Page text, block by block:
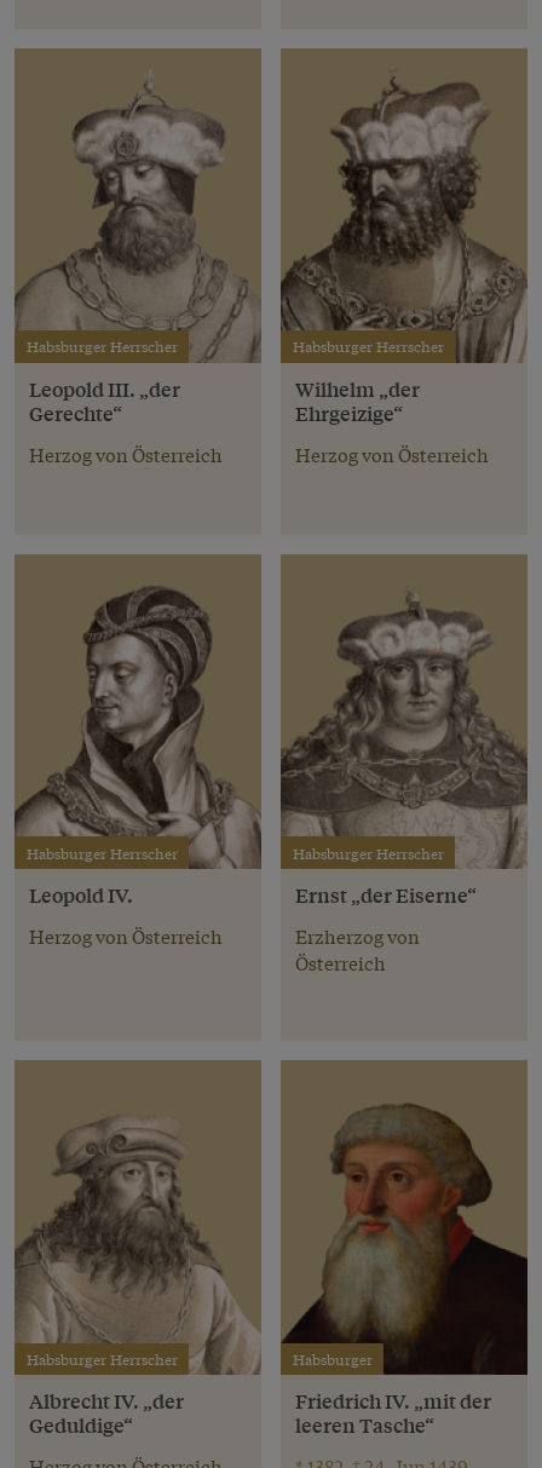
Habsburger Herrscher
Leopold III. „der
Gerechte“
Herzog von Österreich
Habsburger Herrscher
Wilhelm „der
Ehrgeizige“
Herzog von Österreich
Habsburger Herrscher
Leopold IV.
Herzog von Österreich
Habsburger Herrscher
Ernst „der Eiserne“
Erzherzog von
Österreich
Habsburger Herrscher
Albrecht IV. „der
Geduldige“
Habsburger
Friedrich IV. „mit der
leeren Tasche“